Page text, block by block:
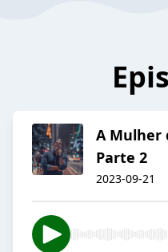
A Mulher
Parte 2
2023-09-21